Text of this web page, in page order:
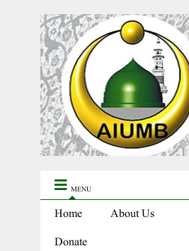
MENU
Home About Us
Donate